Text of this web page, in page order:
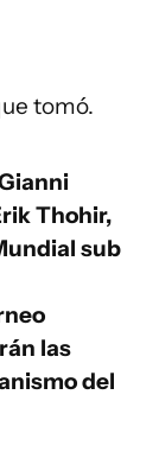
tomó.
Thohir,
sub
las
del